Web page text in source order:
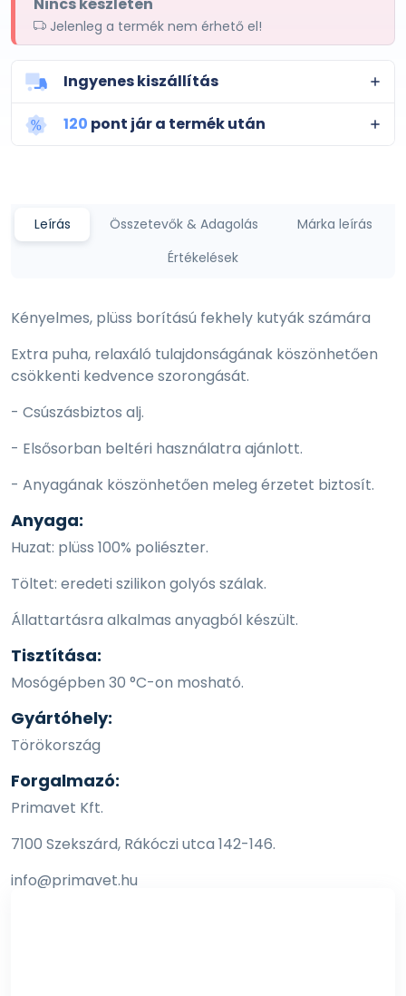
Jelenleg a termék nem érhető el!
Ingyenes kiszállítás
120 pont jár a termék után
Leírás Összetevők & Adagolás
Márka leírás
Értékelések
Kényelmes, plüss borítású fekhely kutyák számára
Extra puha, relaxáló tulajdonságának köszönhetően
csökkenti kedvence szorongását.
- Csúszásbiztos alj.
- Elsősorban beltéri használatra ajánlott.
- Anyagának köszönhetően meleg érzetet biztosít.
Anyaga:
Huzat: plüss 100% poliészter.
Töltet: eredeti szilikon golyós szálak.
Állattartásra alkalmas anyagból készült.
Tisztítása:
Mosógépben 30 °C-on mosható.
Gyártóhely:
Törökország
Forgalmazó:
Primavet Kft.
7100 Szekszárd, Rákóczi utca 142-146.
info@primavet.hu